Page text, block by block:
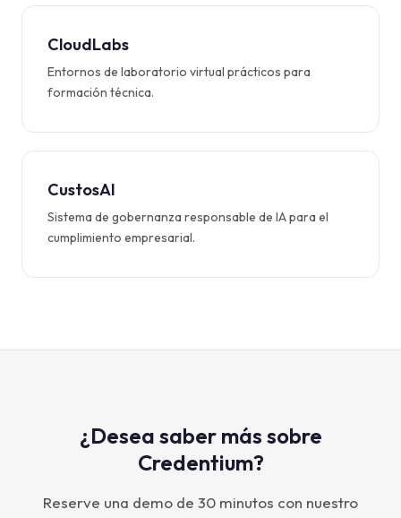
CloudLabs
Entornos de laboratorio virtual prácticos para
formación técnica.
CustosAI
Sistema de gobernanza responsable de IA para el
cumplimiento empresarial.
¿Desea saber más sobre
Credentium?
Reserve una demo de 30 minutos con nuestro